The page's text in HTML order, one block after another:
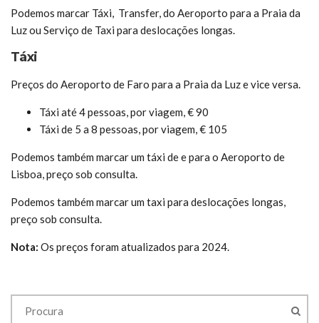
Podemos marcar Táxi, Transfer, do Aeroporto para a Praia da
Luz ou Serviço de Taxi para deslocações longas.
Táxi
Preços do Aeroporto de Faro para a Praia da Luz e vice versa.
Táxi até 4 pessoas, por viagem, € 90
Táxi de 5 a 8 pessoas, por viagem, € 105
Podemos também marcar um táxi de e para o Aeroporto de
Lisboa, preço sob consulta.
Podemos também marcar um taxi para deslocações longas,
preço sob consulta.
Nota: Os preços foram atualizados para 2024.